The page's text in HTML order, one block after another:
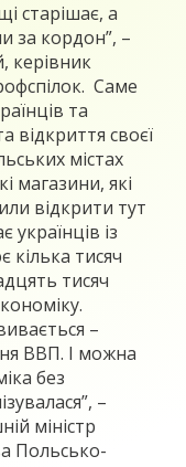
старішає, а
за кордон”, –
керівник
Саме
та
відкриття своєї
містах
магазини, які
відкрити тут
українців із
кілька тисяч
тисяч
–
ВВП. І можна
без
–
міністр
Польсько-